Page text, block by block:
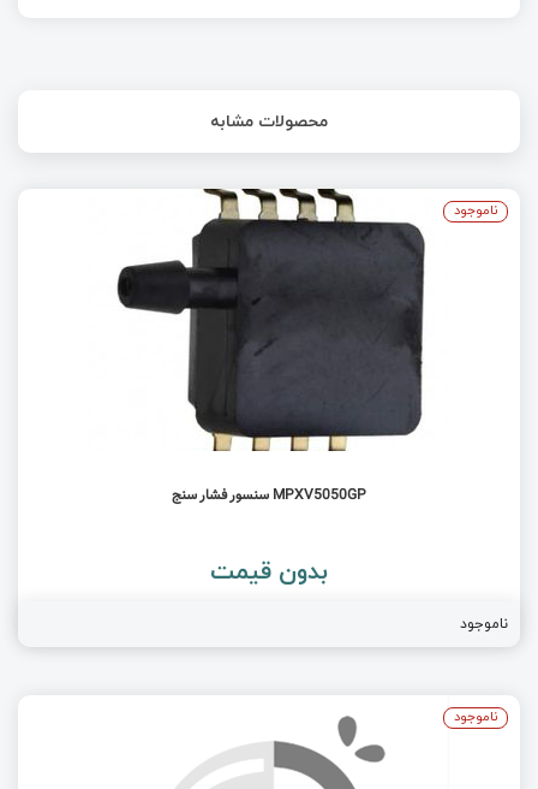
محصولات مشابه
MPXV5050GP سنسور فشار سنج
بدون قیمت
ناموجود
ناموجود
ناموجود